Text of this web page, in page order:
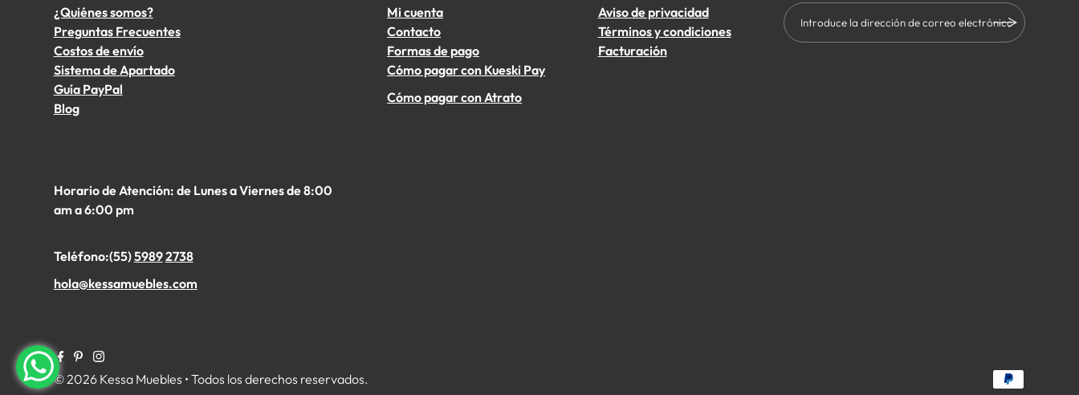
$ 10,959.00 $ 16,879.00
¿Quiénes somos?
Preguntas Frecuentes
Costos de envío
Sistema de Apartado
Guía PayPal
Blog
Horario de Atención: de Lunes a Viernes de 8:00
am a 6:00 pm
Teléfono:(55)59892738
hola@kessamuebles.com
Mi cuenta
Contacto
Formas de pago
Cómo pagar con Kueski Pay
Cómo pagar con Atrato
Aviso de privacidad
Términos y condiciones
Facturación
© 2026 Kessa Muebles • Todos los derechos reservados.